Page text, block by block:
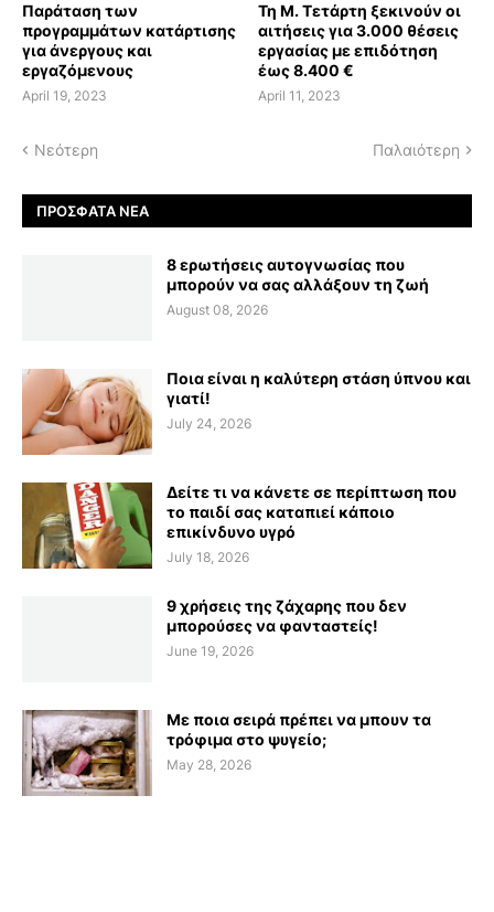
Παράταση των
προγραμμάτων κατάρτισης
για άνεργους και
εργαζόμενους
April 19, 2023
Τη Μ. Τετάρτη ξεκινούν οι
αιτήσεις για 3.000 θέσεις
εργασίας με επιδότηση
έως 8.400 €
April 11, 2023
Νεότερη Παλαιότερη
ΠΡΌΣΦΑΤΑ ΝΈΑ
8 ερωτήσεις αυτογνωσίας που
μπορούν να σας αλλάξουν τη ζωή
August 08, 2026
Ποια είναι η καλύτερη στάση ύπνου και
γιατί!
July 24, 2026
Δείτε τι να κάνετε σε περίπτωση που
το παιδί σας καταπιεί κάποιο
επικίνδυνο υγρό
July 18, 2026
9 χρήσεις της ζάχαρης που δεν
μπορούσες να φανταστείς!
June 19, 2026
Με ποια σειρά πρέπει να μπουν τα
τρόφιμα στο ψυγείο;
May 28, 2026